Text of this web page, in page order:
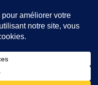
Politique de